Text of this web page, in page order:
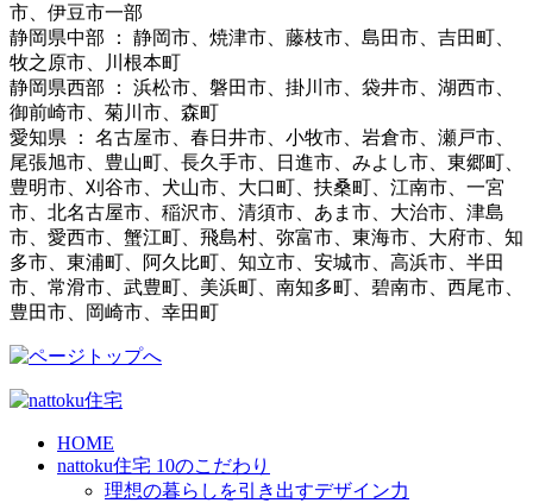
市、伊豆市一部
静岡県中部 ： 静岡市、焼津市、藤枝市、島田市、吉田町、
牧之原市、川根本町
静岡県西部 ： 浜松市、磐田市、掛川市、袋井市、湖西市、
御前崎市、菊川市、森町
愛知県 ： 名古屋市、春日井市、小牧市、岩倉市、瀬戸市、
尾張旭市、豊山町、長久手市、日進市、みよし市、東郷町、
豊明市、刈谷市、犬山市、大口町、扶桑町、江南市、一宮
市、北名古屋市、稲沢市、清須市、あま市、大治市、津島
市、愛西市、蟹江町、飛島村、弥富市、東海市、大府市、知
多市、東浦町、阿久比町、知立市、安城市、高浜市、半田
市、常滑市、武豊町、美浜町、南知多町、碧南市、西尾市、
豊田市、岡崎市、幸田町
HOME
nattoku住宅 10のこだわり
理想の暮らしを引き出すデザイン力